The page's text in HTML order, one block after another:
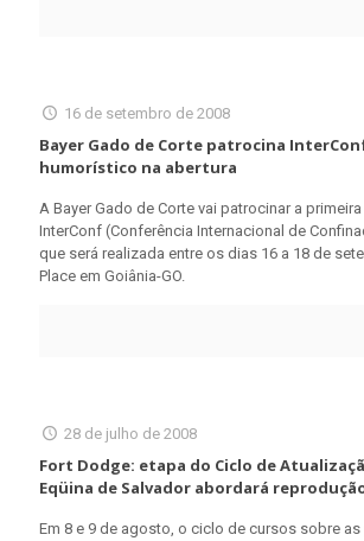
16 de setembro de 2008
Bayer Gado de Corte patrocina
humorístico na abertura
A Bayer Gado de Corte vai patrocinar a
InterConf (Conferência Internacional de
que será realizada entre os dias 16 a 18 de
Place em Goiânia-GO.
28 de julho de 2008
Fort Dodge: etapa do Ciclo de
Eqüina de Salvador abordará
Em 8 e 9 de agosto, o ciclo de cursos sobre